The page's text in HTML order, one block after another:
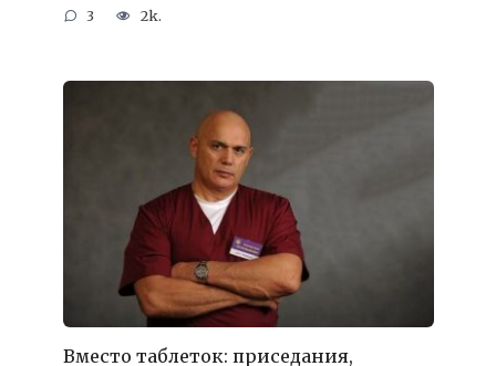
3 2k.
Вместо таблеток: приседания,